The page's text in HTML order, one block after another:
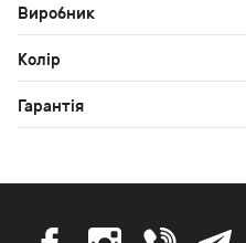
Виробник
Колір
Гарантія